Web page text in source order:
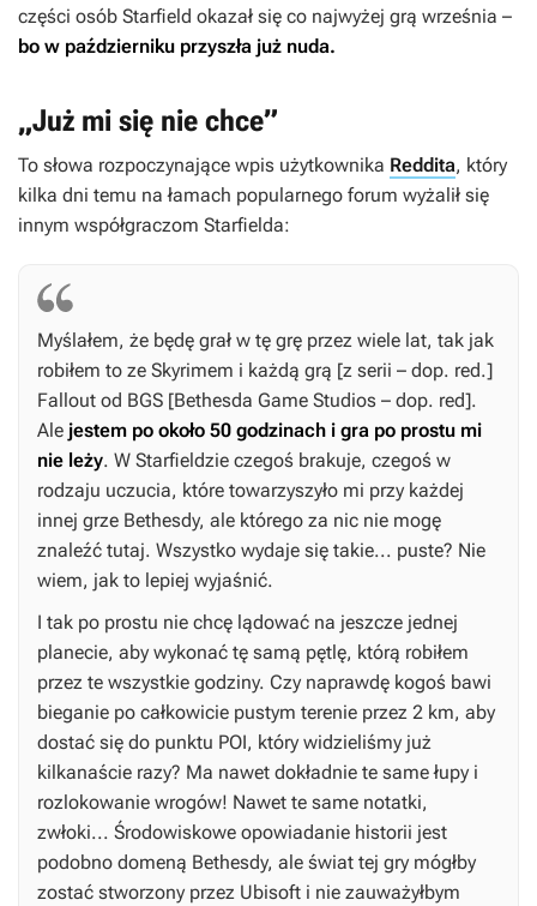
części osób Starfield okazał się co najwyżej grą września –
bo w październiku przyszła już nuda.
„Już mi się nie chce”
To słowa rozpoczynające wpis użytkownika Reddita, który
kilka dni temu na łamach popularnego forum wyżalił się
innym współgraczom Starfielda:
Myślałem, że będę grał w tę grę przez wiele lat, tak jak
robiłem to ze Skyrimem i każdą grą [z serii – dop. red.]
Fallout od BGS [Bethesda Game Studios – dop. red].
Ale jestem po około 50 godzinach i gra po prostu mi
nie leży. W Starfieldzie czegoś brakuje, czegoś w
rodzaju uczucia, które towarzyszyło mi przy każdej
innej grze Bethesdy, ale którego za nic nie mogę
znaleźć tutaj. Wszystko wydaje się takie... puste? Nie
wiem, jak to lepiej wyjaśnić.
I tak po prostu nie chcę lądować na jeszcze jednej
planecie, aby wykonać tę samą pętlę, którą robiłem
przez te wszystkie godziny. Czy naprawdę kogoś bawi
bieganie po całkowicie pustym terenie przez 2 km, aby
dostać się do punktu POI, który widzieliśmy już
kilkanaście razy? Ma nawet dokładnie te same łupy i
rozlokowanie wrogów! Nawet te same notatki,
zwłoki... Środowiskowe opowiadanie historii jest
podobno domeną Bethesdy, ale świat tej gry mógłby
zostać stworzony przez Ubisoft i nie zauważyłbym